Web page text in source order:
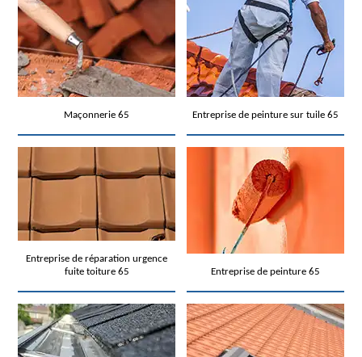
Maçonnerie 65 Entreprise de peinture sur tuile 65
Entreprise de réparation urgence
fuite toiture 65
Entreprise de peinture 65